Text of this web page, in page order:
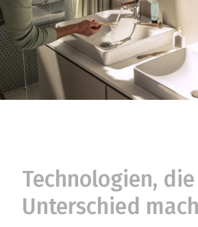
Technologien,
Unterschied